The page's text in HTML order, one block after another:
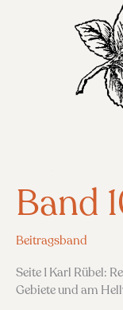
Band
Beitragsband
Seite 1 Karl Rübel:
Gebiete und am